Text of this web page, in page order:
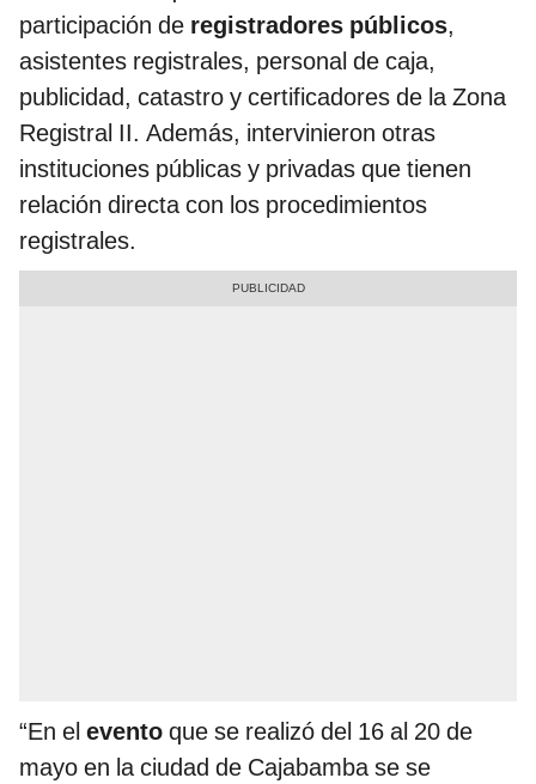
participación de registradores públicos,
asistentes registrales, personal de caja,
publicidad, catastro y certificadores de la Zona
Registral II. Además, intervinieron otras
instituciones públicas y privadas que tienen
relación directa con los procedimientos
registrales.
“En el evento que se realizó del 16 al 20 de
mayo en la ciudad de Cajabamba se se